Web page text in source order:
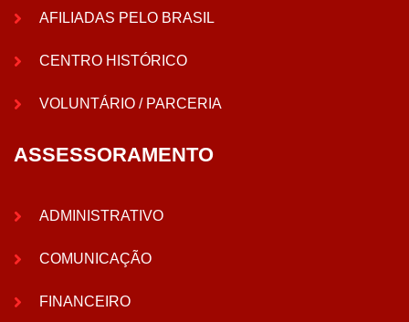
AFILIADAS PELO BRASIL
CENTRO HISTÓRICO
VOLUNTÁRIO / PARCERIA
ASSESSORAMENTO
ADMINISTRATIVO
COMUNICAÇÃO
FINANCEIRO